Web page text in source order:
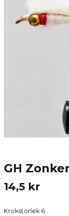
GH Zonker
14,5 kr
Krokstorlek 6